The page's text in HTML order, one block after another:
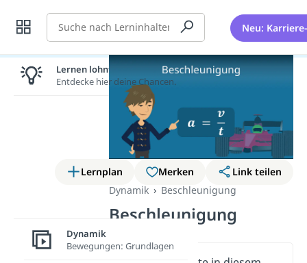
Suche Neu:
Lernplan Merken
Link teilen
Dynamik
Beschleunigung
Beschleunigung
Lernen lohnt sich!
Entdecke hier deine Chancen.
Dynamik
Bewegungen: Grundlagen